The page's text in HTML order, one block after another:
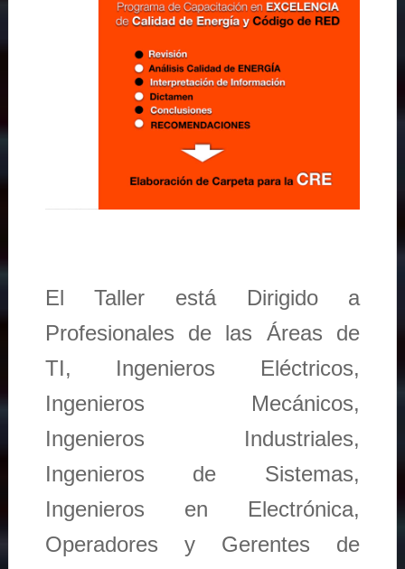
El Taller está Dirigido a
Profesionales de las Áreas de
TI, Ingenieros Eléctricos,
Ingenieros Mecánicos,
Ingenieros Industriales,
Ingenieros de Sistemas,
Ingenieros en Electrónica,
Operadores y Gerentes de